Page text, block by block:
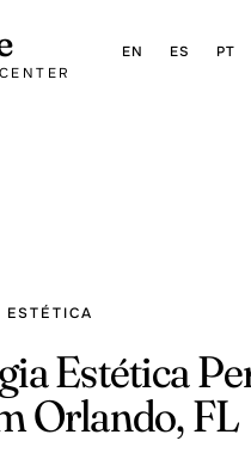
EN ES PT
Estética
Orlando, FL